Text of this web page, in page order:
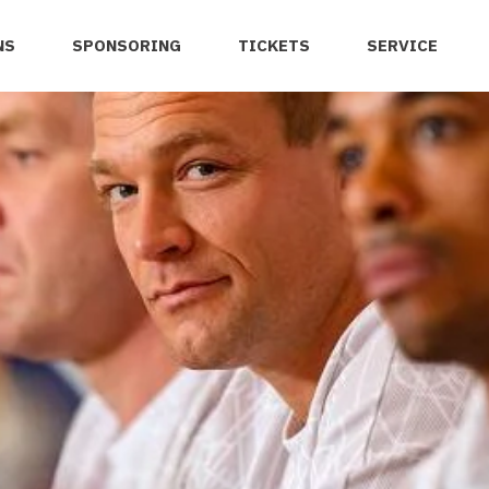
SPONSORING TICKETS SERVICE